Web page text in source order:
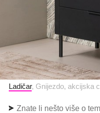
Ladičar, Gnijezdo, akcijska
Znate li nešto više o